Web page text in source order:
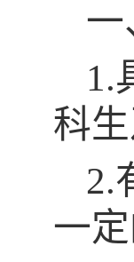
一
1.
科
2.
一